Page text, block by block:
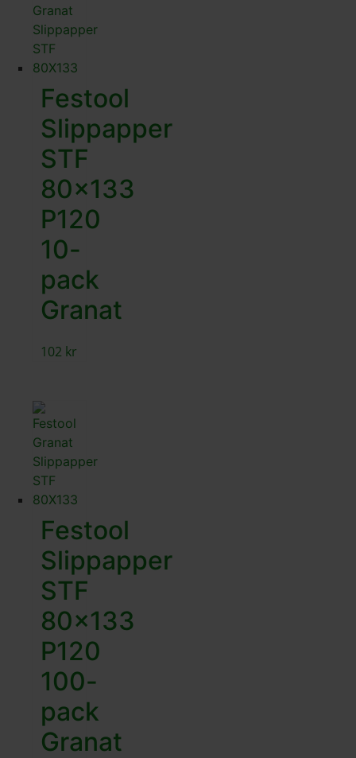
Festool
Slippapper
STF
80×133
P120
10-
pack
Granat
102 kr
Festool
Slippapper
STF
80×133
P120
100-
pack
Granat